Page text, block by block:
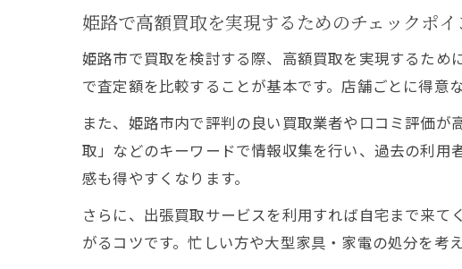
姫路で高額買取を実現するためのチェックポイ
姫路市で買取を検討する際、高額買取を実現するた
で査定額を比較することが基本です。店舗ごとに得意
また、姫路市内で評判の良い買取業者や口コミ評価
取」などのキーワードで情報収集を行い、過去の利
感も得やすくなります。
さらに、出張買取サービスを利用すれば自宅まで来
がるコツです。忙しい方や大型家具・家電の処分を考